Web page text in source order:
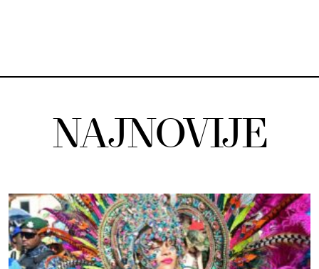
NAJNOVIJE